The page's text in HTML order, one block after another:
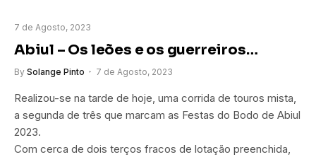
7 de Agosto, 2023
Abiul – Os leões e os guerreiros…
By Solange Pinto 7 de Agosto, 2023
Realizou-se na tarde de hoje, uma corrida de touros mista,
a segunda de três que marcam as Festas do Bodo de Abiul
2023.
Com cerca de dois terços fracos de lotação preenchida,